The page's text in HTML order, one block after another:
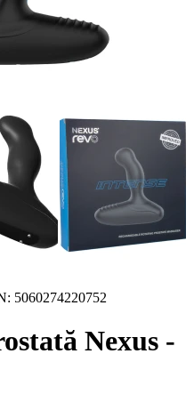
: 5060274220752
Nexus -